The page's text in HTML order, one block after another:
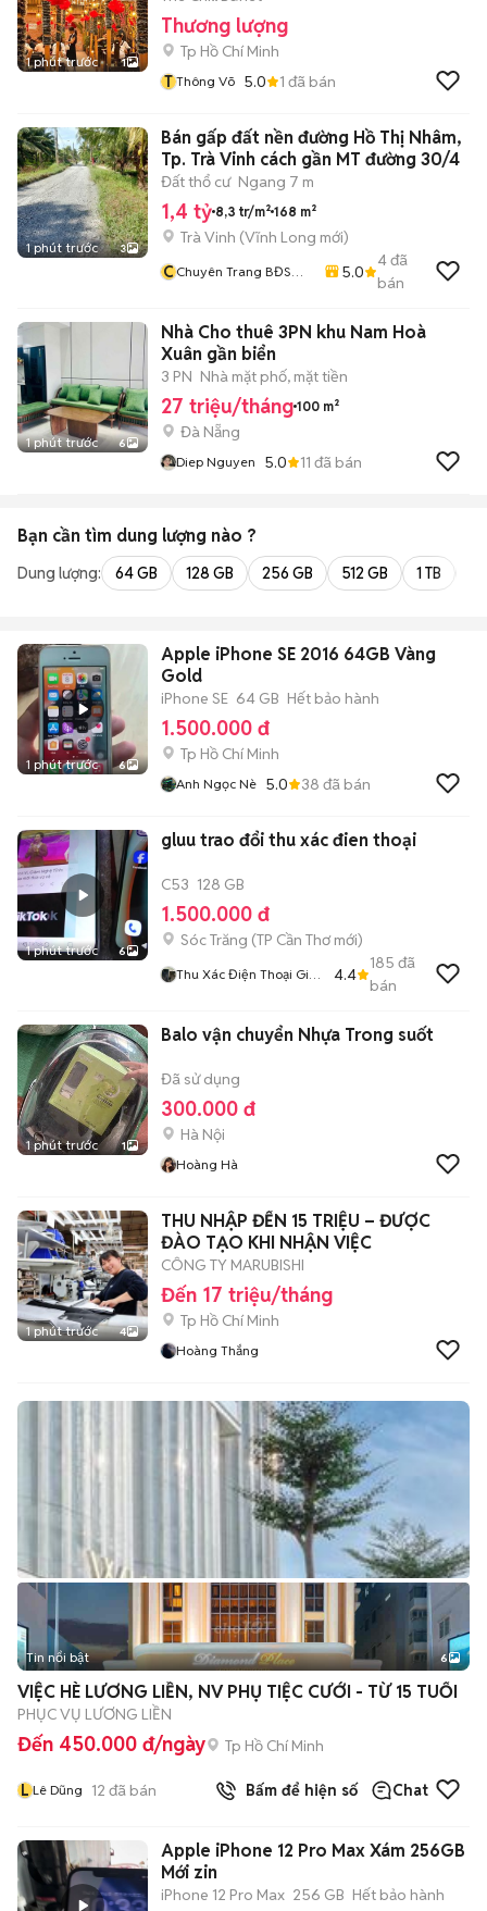
1 phút trước 1
Thương lượng
Tp Hồ Chí Minh
T Thông Võ 5.0 1 đã bán
1 phút trước 3
Bán gấp đất nền đường Hồ Thị Nhâm,
Tp. Trà Vinh cách gần MT đường 30/4
Đất thổ cư Ngang 7 m
1,4 tỷ 8,3 tr/m² 168 m²
Trà Vinh (Vĩnh Long mới)
CChuyên Trang BĐS
5.0
4đã
bán
1 phút trước 6
Nhà Cho thuê 3PN khu Nam Hoà
Xuân gần biển
3 PN Nhà mặt phố, mặt tiền
27 triệu/tháng 100 m²
Đà Nẵng
Diep Nguyen 5.0 11 đã bán
Bạn cần tìm dung lượng nào ?
Dung lượng: 64 GB 128 GB 256 GB 512 GB 1 TB
1 phút trước 6
Apple iPhone SE 2016 64GB Vàng
Gold
iPhone SE 64 GB Hết bảo hành
1.500.000 đ
Tp Hồ Chí Minh
Anh Ngọc Nè 5.0 38 đã bán
1 phút trước 6
gluu trao đổi thu xác đien thoại
C53 128 GB
1.500.000 đ
Sóc Trăng (TP Cần Thơmới)
Thu Xác Điện Thoại Giá
4.4
185 đã
bán
1 phút trước 1
Balo vận chuyển Nhựa Trong suốt
Đã sử dụng
300.000 đ
Hà Nội
Hoàng Hà
1 phút trước 4
THU NHẬP ĐẾN 15 TRIỆU – ĐƯỢC
ĐÀO TẠO KHI NHẬN VIỆC
CÔNG TY MARUBISHI
Đến 17 triệu/tháng
Tp Hồ Chí Minh
Hoàng Thắng
+2
Tin nổi bật 6
VIỆC HÈ LƯƠNG LIỀN, NV PHỤ TIỆC CƯỚI - TỪ 15 TUỔI
PHỤC VỤ LƯƠNG LIỀN
Đến 450.000 đ/ngày Tp Hồ Chí Minh
L Lê Dũng 12 đã bán Bấm để hiện số Chat
Apple iPhone 12 Pro Max Xám 256GB
Mới zin
iPhone 12 Pro Max 256 GB Hết bảo hành